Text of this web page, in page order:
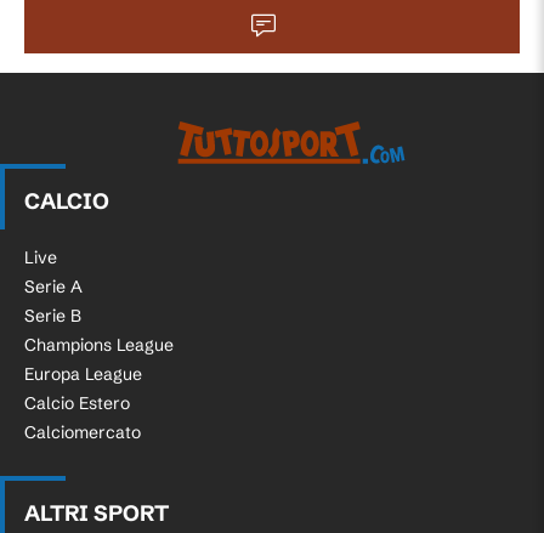
CALCIO
Live
Serie A
Serie B
Champions League
Europa League
Calcio Estero
Calciomercato
ALTRI SPORT